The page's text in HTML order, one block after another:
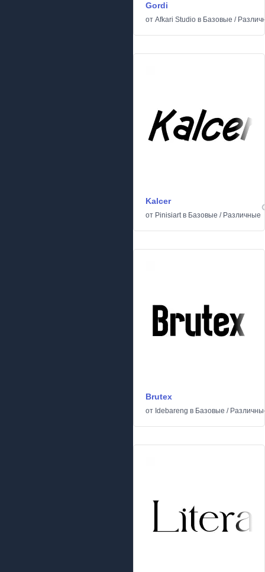
Gordi
от Afkari Studio в Базовые /
Kalcer
от Pinisiartв Базовые / Различные
Brutex
от Idebareng в Базовые /